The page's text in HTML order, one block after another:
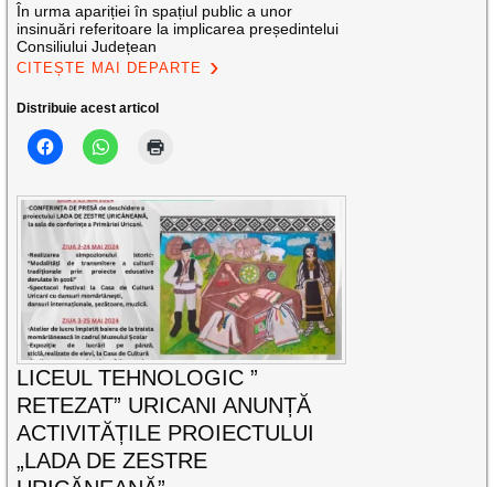
În urma apariției în spațiul public a unor
insinuări referitoare la implicarea președintelui
Consiliului Județean
CITEȘTE MAI DEPARTE
Distribuie acest articol
LICEUL TEHNOLOGIC ”
RETEZAT” URICANI ANUNȚĂ
ACTIVITĂȚILE PROIECTULUI
„LADA DE ZESTRE